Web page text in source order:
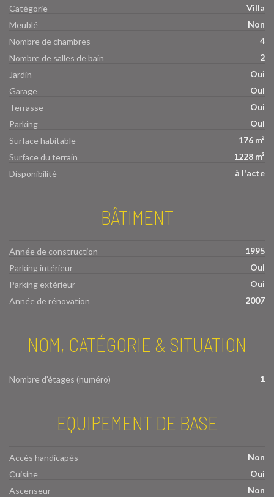
Catégorie
Villa
Meublé
Non
Nombre de chambres
4
Nombre de salles de bain
2
Jardin
Oui
Garage
Oui
Terrasse
Oui
Parking
Oui
Surface habitable
176 m²
Surface du terrain
1228 m²
Disponibilité
à l'acte
BÂTIMENT
Année de construction
1995
Parking intérieur
Oui
Parking extérieur
Oui
Année de rénovation
2007
NOM, CATÉGORIE & SITUATION
Nombre d'étages (numéro) 1
EQUIPEMENT DE BASE
Accès handicapés
Non
Cuisine
Oui
Ascenseur
Non